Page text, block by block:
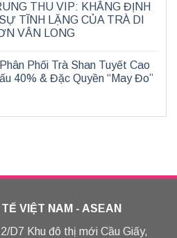
THU VIP: KHẲNG ĐỊNH
TĨNH LẶNG CỦA TRÀ DI
VÂN LONG
Phối Trà Shan Tuyết Cao
40% & Đặc Quyền “May Đo”
VIỆT NAM - ASEAN
D7 Khu đô thị mới Cầu Giấy,